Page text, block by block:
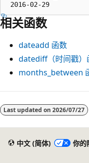
相关函数
dateadd 函数
datediff（时间戳）
months_between
阅
读Last updated on 2026/07/27
中文 (简体) 你的